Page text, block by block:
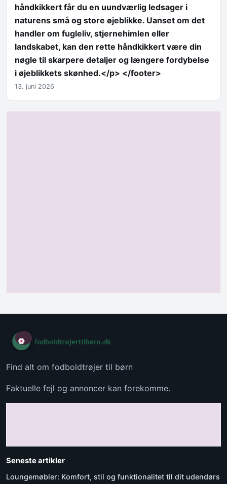
håndkikkert får du en uundværlig ledsager i
naturens små og store øjeblikke. Uanset om det
handler om fugleliv, stjernehimlen eller
landskabet, kan den rette håndkikkert være din
nøgle til skarpere detaljer og længere fordybelse
i øjeblikkets skønhed.</p> </footer>
13. juni 2026
Find alt om fodboldtrøjer til børn
Faktuelle fejl og annoncer kan forekomme.
Seneste artikler
Loungemøbler: Komfort, stil og funktionalitet til dit udendørs